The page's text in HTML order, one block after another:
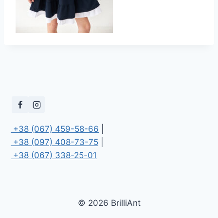
+38 (067) 459-58-66
+38 (097) 408-73-75
+38 (067) 338-25-01
© 2026 BrilliAnt